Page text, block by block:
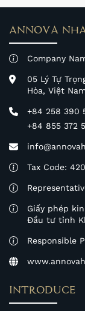
ANNOVA
Company
05 Lý Tự
Hòa, Việt
+84 258 390
+84 855 372
Tax Code:
Giấy phép
Đầu tư tỉnh
Responsible
INTRODUCE